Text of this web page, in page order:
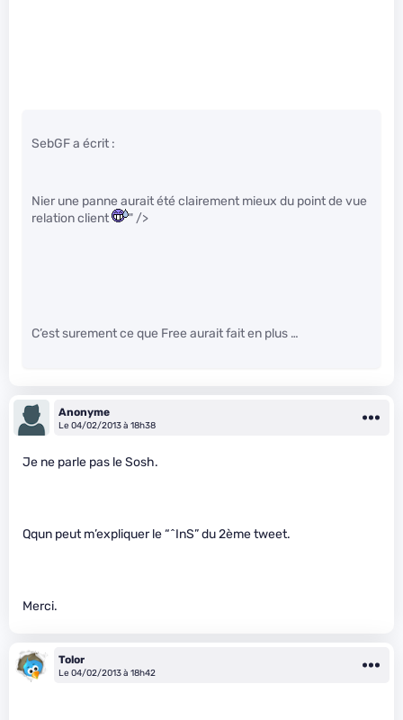
SebGF a écrit :
Nier une panne aurait été clairement mieux du point de vue
relation client
" />
C’est surement ce que Free aurait fait en plus …
Anonyme
Le 04/02/2013 à 18h38
Je ne parle pas le Sosh.
Qqun peut m’expliquer le “^InS” du 2ème tweet.
Merci.
Tolor
Le 04/02/2013 à 18h42